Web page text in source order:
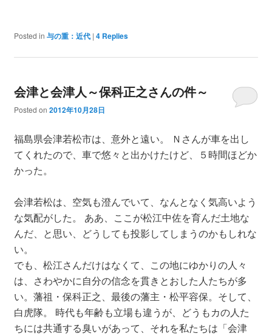
Posted in 与の重：近代 | 4Replies
会津と会津人～保科正之さんの件～
Posted on 2012年10月28日
福島県会津若松市は、意外と遠い。 Ｎさんが車を出し
てくれたので、車で悠々と出かけたけど、５時間ほどか
かった。
会津若松は、空気も澄んでいて、なんとなく気高いよう
な気配がした。 ああ、ここが松江中佐を育んだ土地な
んだ、と思い、どうしても投影してしまうのかもしれな
い。
でも、松江さんだけはなくて、この地にゆかりの人々
は、さわやかに自分の信念を貫きとおした人たちが多
い。藩祖・保科正之、最後の藩主・松平容保。そして、
白虎隊。 時代も年齢も立場も違うが、どうもカの人た
ちには共通する臭いがあって、それを私たちは「会津